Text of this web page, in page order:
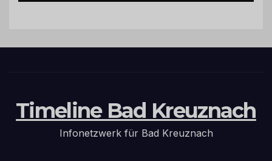
Timeline Bad Kreuznach
Infonetzwerk für Bad Kreuznach